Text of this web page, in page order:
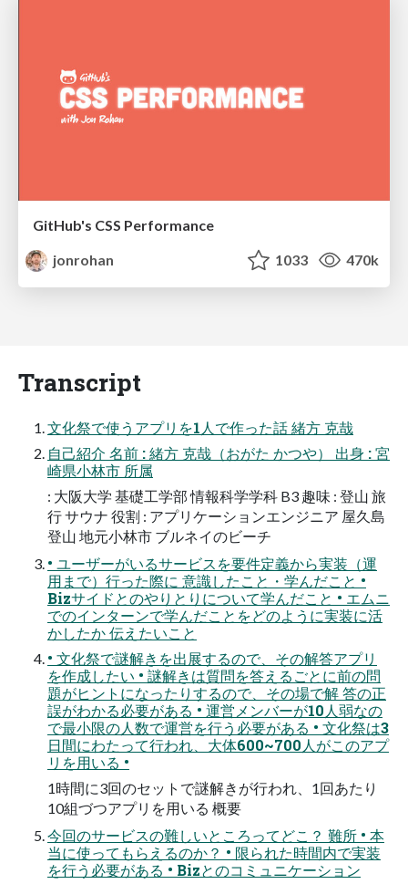
GitHub's CSS Performance
jonrohan
1033 470k
Transcript
文化祭で使うアプリを1人で作った話 緒方 克哉
自己紹介 名前 : 緒方 克哉（おがた かつや） 出身 : 宮
崎県小林市 所属
: 大阪大学 基礎工学部 情報科学学科 B3 趣味 : 登山 旅
行 サウナ 役割 : アプリケーションエンジニア 屋久島
登山 地元小林市 ブルネイのビーチ
• ユーザーがいるサービスを要件定義から実装（運
用まで）行った際に 意識したこと・学んだこと •
Bizサイドとのやりとりについて学んだこと • エムニ
でのインターンで学んだことをどのように実装に活
かしたか 伝えたいこと
• 文化祭で謎解きを出展するので、その解答アプリ
を作成したい • 謎解きは質問を答えるごとに前の問
題がヒントになったりするので、その場で解 答の正
誤がわかる必要がある • 運営メンバーが10人弱なの
で最小限の人数で運営を行う必要がある • 文化祭は3
日間にわたって行われ、大体600~700人がこのアプ
リを用いる •
1時間に3回のセットで謎解きが行われ、1回あたり
10組づつアプリを用いる 概要
今回のサービスの難しいところってどこ？ 難所 • 本
当に使ってもらえるのか？ • 限られた時間内で実装
を行う必要がある • Bizとのコミュニケーション